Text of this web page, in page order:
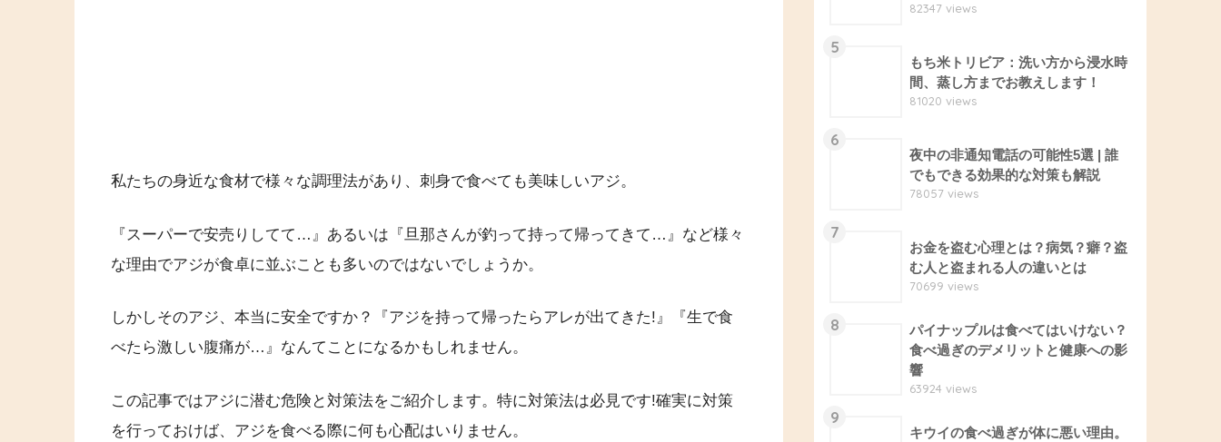
私たちの身近な食材で様々な調理法があり、刺身で食べても美味しいアジ。
『スーパーで安売りしてて…』あるいは『旦那さんが釣って持って帰ってきて…』など様々
な理由でアジが食卓に並ぶことも多いのではないでしょうか。
しかしそのアジ、本当に安全ですか？『アジを持って帰ったらアレが出てきた!』『生で食
べたら激しい腹痛が…』なんてことになるかもしれません。
この記事ではアジに潜む危険と対策法をご紹介します。特に対策法は必見です!確実に対策
を行っておけば、アジを食べる際に何も心配はいりません。
82347 views
5
もち米トリビア：洗い方から浸水時
間、蒸し方までお教えします！
81020 views
6
夜中の非通知電話の可能性5選 | 誰
でもできる効果的な対策も解説
78057 views
7
お金を盗む心理とは？病気？癖？盗
む人と盗まれる人の違いとは
70699 views
8
パイナップルは食べてはいけない？
食べ過ぎのデメリットと健康への影
響
63924 views
9
キウイの食べ過ぎが体に悪い理由。